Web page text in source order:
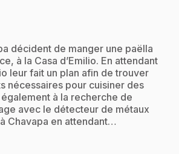
décident de manger une paëlla
à la Casa d’Emilio. En attendant
leur fait un plan afin de trouver
nécessaires pour cuisiner des
à la recherche de
avec le détecteur de métaux
Chavapa en attendant…